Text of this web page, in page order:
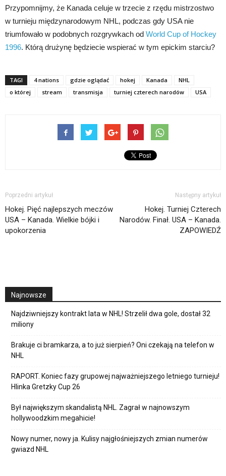
Przypomnijmy, że Kanada celuje w trzecie z rzędu mistrzostwo
w turnieju międzynarodowym NHL, podczas gdy USA nie
triumfowało w podobnych rozgrywkach od World Cup of Hockey
1996. Którą drużynę będziecie wspierać w tym epickim starciu?
TAGI 4 nations gdzie oglądać hokej Kanada
NHL
o której
stream transmisja turniej czterech narodów USA
Poprzedni artykuł
Hokej. Pięć najlepszych meczów
USA – Kanada. Wielkie bójki i
upokorzenia
Następny artykuł
Hokej. Turniej Czterech
Narodów. Finał. USA – Kanada.
ZAPOWIEDŹ
Najnowsze
Najdziwniejszy kontrakt lata w NHL! Strzelił dwa gole, dostał 32
miliony
Brakuje ci bramkarza, a to już sierpień? Oni czekają na telefon w
NHL
RAPORT. Koniec fazy grupowej najważniejszego letniego turnieju!
Hlinka Gretzky Cup 26
Był największym skandalistą NHL. Zagrał w najnowszym
hollywoodzkim megahicie!
Nowy numer, nowy ja. Kulisy najgłośniejszych zmian numerów
gwiazd NHL